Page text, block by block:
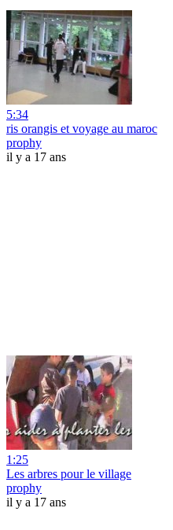
5:34
ris orangis et voyage au maroc
prophy
il y a 17 ans
1:25
Les arbres pour le village
prophy
il y a 17 ans